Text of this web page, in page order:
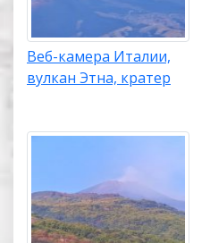
Веб-камера Италии,
вулкан Этна, кратер